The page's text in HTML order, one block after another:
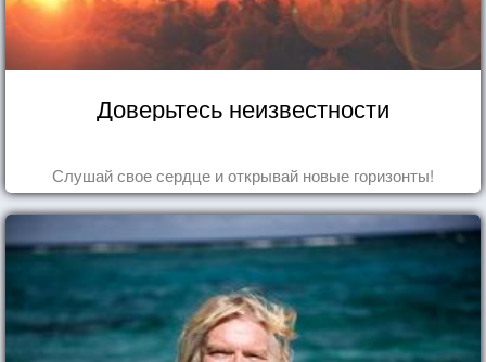
Доверьтесь неизвестности
Слушай свое сердце и открывай новые горизонты!